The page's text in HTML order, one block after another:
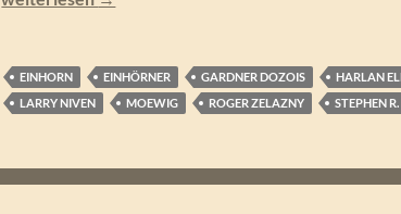
EINHORN EINHÖRNER GARDNER DOZOIS HARLAN
LARRY NIVEN
MOEWIG ROGER ZELAZNY STEPHEN